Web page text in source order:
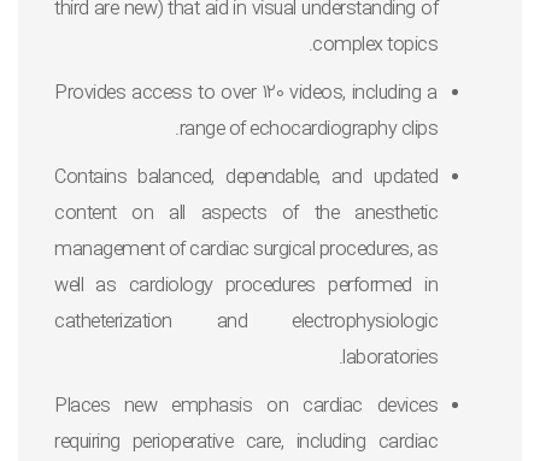
third are new) that aid in visual understanding of
complex topics.
Provides access to over 120 videos, including a
range of echocardiography clips.
Contains balanced, dependable, and updated
content on all aspects of the anesthetic
management of cardiac surgical procedures, as
well as cardiology procedures performed in
catheterization and electrophysiologic
laboratories.
Places new emphasis on cardiac devices
requiring perioperative care, including cardiac